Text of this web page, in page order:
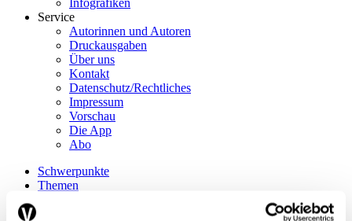
Infografiken
Service
Autorinnen und Autoren
Druckausgaben
Über uns
Kontakt
Datenschutz/Rechtliches
Impressum
Vorschau
Die App
Abo
Schwerpunkte
Themen